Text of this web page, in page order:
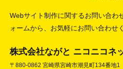
Webサイト制作に関するお問い合わ
ォームから、お気軽にお問い合わせ
株式会社ながと ニコニコネ
〒880-0862 宮崎県宮崎市潮見町134番地1